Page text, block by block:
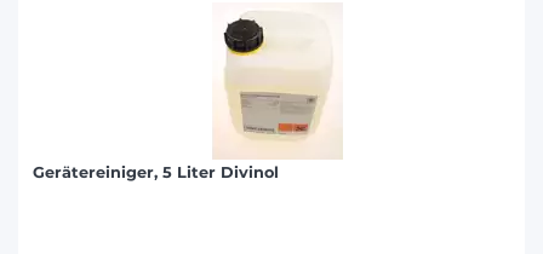
Gerätereiniger, 5 Liter Divinol